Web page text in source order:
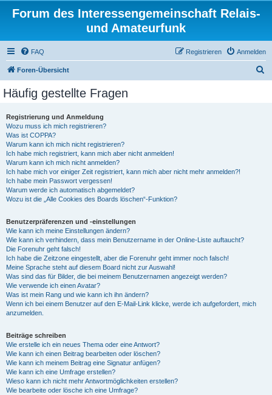
Forum des Interessengemeinschaft Relais-
und Amateurfunk
FAQ Anmelden
Registrieren
Foren-Übersicht
Häufig gestellte Fragen
Registrierung und Anmeldung
Wozu muss ich mich registrieren?
Was ist COPPA?
Warum kann ich mich nicht registrieren?
Ich habe mich registriert, kann mich aber nicht anmelden!
Warum kann ich mich nicht anmelden?
Ich habe mich vor einiger Zeit registriert, kann mich aber nicht mehr anmelden?!
Ich habe mein Passwort vergessen!
Warum werde ich automatisch abgemeldet?
Wozu ist die „Alle Cookies des Boards löschen“-Funktion?
Benutzerpräferenzen und -einstellungen
Wie kann ich meine Einstellungen ändern?
Wie kann ich verhindern, dass mein Benutzername in der Online-Liste auftaucht?
Die Forenuhr geht falsch!
Ich habe die Zeitzone eingestellt, aber die Forenuhr geht immer noch falsch!
Meine Sprache steht auf diesem Board nicht zur Auswahl!
Was sind das für Bilder, die bei meinem Benutzernamen angezeigt werden?
Wie verwende ich einen Avatar?
Was ist mein Rang und wie kann ich ihn ändern?
Wenn ich bei einem Benutzer auf den E-Mail-Link klicke, werde ich aufgefordert, mich
anzumelden.
Beiträge schreiben
Wie erstelle ich ein neues Thema oder eine Antwort?
Wie kann ich einen Beitrag bearbeiten oder löschen?
Wie kann ich meinem Beitrag eine Signatur anfügen?
Wie kann ich eine Umfrage erstellen?
Wieso kann ich nicht mehr Antwortmöglichkeiten erstellen?
Wie bearbeite oder lösche ich eine Umfrage?